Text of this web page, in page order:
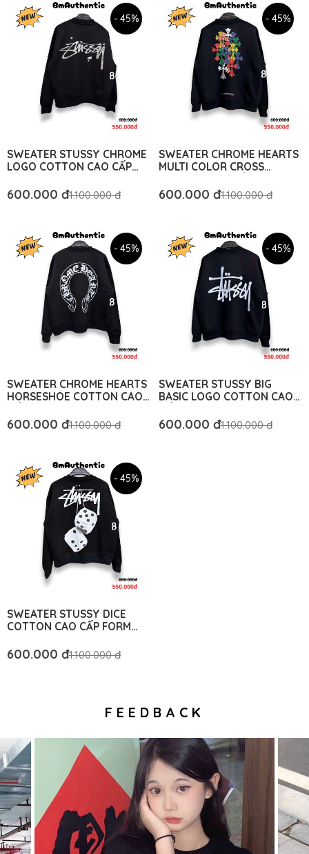
- 45%
SWEATER STUSSY CHROME
LOGO COTTON CAO CẤP
AUTHENTIC
600.000 đ1.100.000 đ
- 45%
SWEATER CHROME HEARTS
MULTI COLOR CROSS
RỘNG - BM AUTHENTIC
600.000 đ1.100.000 đ
- 45%
SWEATER CHROME HEARTS
HORSESHOE COTTON CAO
AUTHENTIC
600.000 đ1.100.000 đ
- 45%
SWEATER STUSSY BIG
BASIC LOGO COTTON CAO
AUTHENTIC
600.000 đ1.100.000 đ
- 45%
SWEATER STUSSY DICE
COTTON CAO CẤP FORM
600.000 đ1.100.000 đ
FEEDBACK